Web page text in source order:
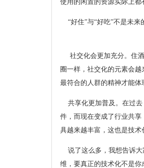
使用的闲置的资源实际上
“好住”与“好吃”不是未来
社交化会更加充分。住酒
圈一样，社交化的元素会
最符合的人群的精神才
共享化更加普及。在过去
件，而现在变成了行业共
具越来越丰富，这也是
说了这么多，我想告诉大
维，要真正的技术化不是